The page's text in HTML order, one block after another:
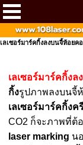
เลเซอร์มาร์คกิ้งลงบนจี้ห้อยค
เลเซอร์มาร์คกิ้ง
กิ้งรูปภาพลงบนจี้
เลเซอร์มาร์คกิ้งค
CO2 ก็จะภาพที่ต้
laser marking น